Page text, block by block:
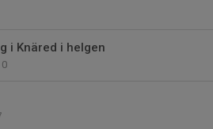
i Knäred i helgen
0